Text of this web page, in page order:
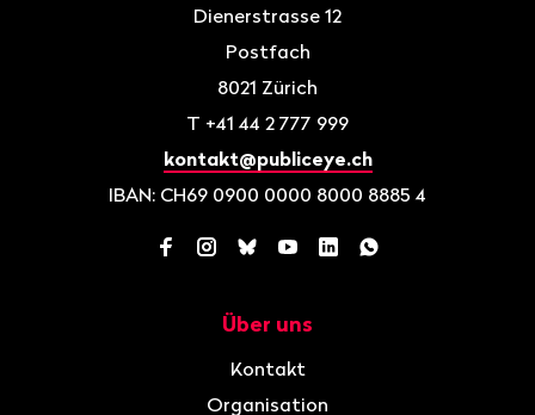
Dienerstrasse 12
Postfach
8021 Zürich
T +41 44 2 777 999
kontakt@publiceye.ch
IBAN: CH69 0900 0000 8000 8885 4
Facebook
Instagram
BlueskyYouTube
LinkedInWhatsApp
Über uns
Kontakt
Organisation